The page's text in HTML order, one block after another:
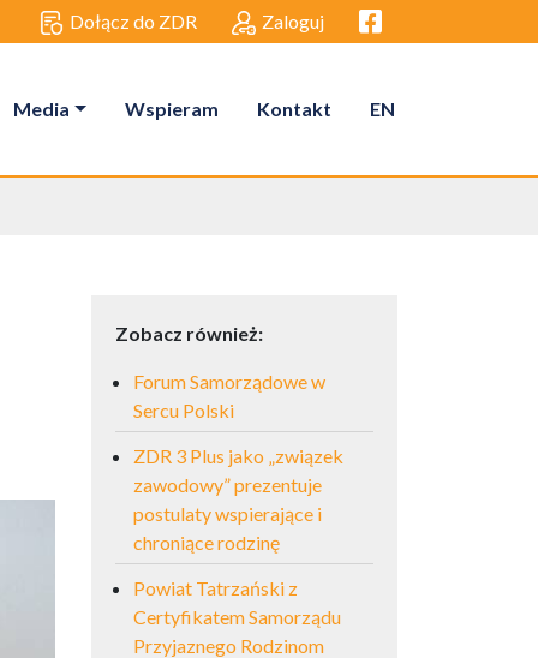
Dołącz do ZDR Zaloguj Facebook link
Media Wspieram Kontakt EN
Zobacz również:
Forum Samorządowe w
Sercu Polski
ZDR 3 Plus jako „związek
zawodowy” prezentuje
postulaty wspierające i
chroniące rodzinę
Powiat Tatrzański z
Certyfikatem Samorządu
Przyjaznego Rodzinom